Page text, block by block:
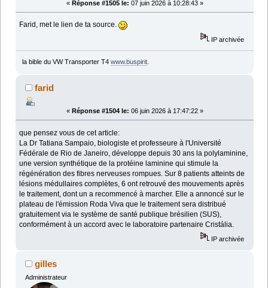
« Réponse #1505 le: 07 juin 2026 à 10:28:43 »
Farid, met le lien de ta source.
IP archivée
la bible du VW Transporter T4 www.buspirit.
farid
« Réponse #1504 le: 06 juin 2026 à 17:47:22 »
que pensez vous de cet article:
La Dr Tatiana Sampaio, biologiste et professeure à l'Université
Fédérale de Rio de Janeiro, développe depuis 30 ans la polylaminine,
une version synthétique de la protéine laminine qui stimule la
régénération des fibres nerveuses rompues. Sur 8 patients atteints de
lésions médullaires complètes, 6 ont retrouvé des mouvements après
le traitement, dont un a recommencé à marcher. Elle a annoncé sur le
plateau de l'émission Roda Viva que le traitement sera distribué
gratuitement via le système de santé publique brésilien (SUS),
conformément à un accord avec le laboratoire partenaire Cristália.
IP archivée
gilles
Administrateur